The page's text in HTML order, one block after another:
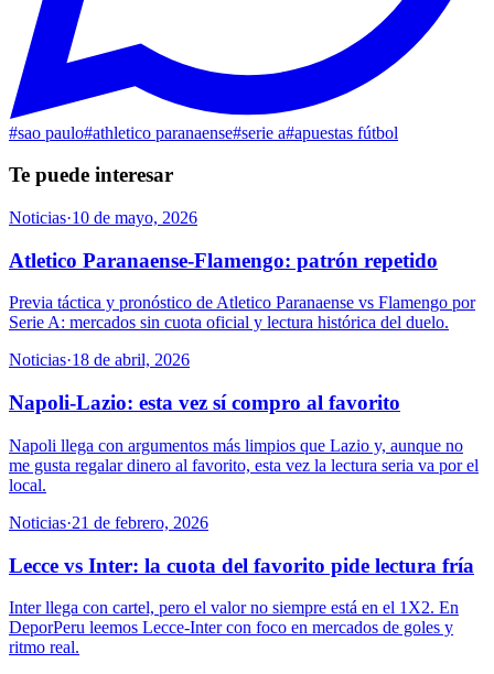
#sao paulo#athletico paranaense#serie a#apuestas fútbol
Te puede interesar
Noticias·10 de mayo, 2026
Atletico Paranaense-Flamengo: patrón repetido
Previa táctica y pronóstico de Atletico Paranaense vs Flamengo por
Serie A: mercados sin cuota oficial y lectura histórica del duelo.
Noticias·18 de abril, 2026
Napoli-Lazio: esta vez sí compro al favorito
Napoli llega con argumentos más limpios que Lazio y, aunque no
me gusta regalar dinero al favorito, esta vez la lectura seria va por el
local.
Noticias·21 de febrero, 2026
Lecce vs Inter: la cuota del favorito pide lectura fría
Inter llega con cartel, pero el valor no siempre está en el 1X2. En
DeporPeru leemos Lecce-Inter con foco en mercados de goles y
ritmo real.